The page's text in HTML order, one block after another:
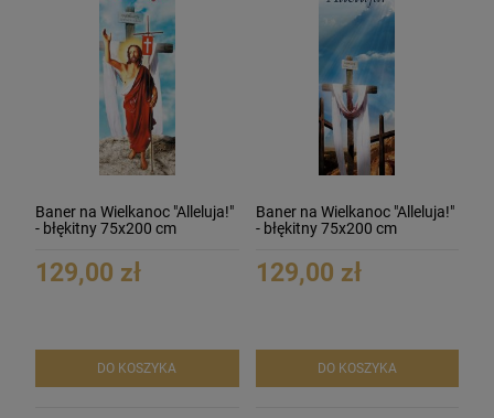
Baner na Wielkanoc "Alleluja!"
- błękitny 75x200 cm
129,00 zł
DO KOSZYKA
Baner na Wielkanoc "Alleluja!"
- błękitny 75x200 cm
129,00 zł
DO KOSZYKA